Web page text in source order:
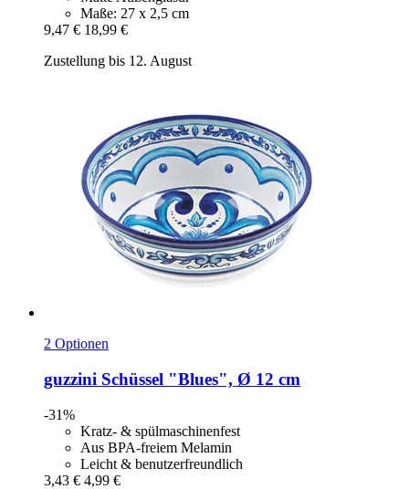
Maße: 27 x 2,5 cm
9,47 € 18,99 €
Zustellung bis 12. August
2 Optionen
guzzini Schüssel "Blues", Ø 12 cm
-31%
Kratz- & spülmaschinenfest
Aus BPA-freiem Melamin
Leicht & benutzerfreundlich
3,43 € 4,99 €